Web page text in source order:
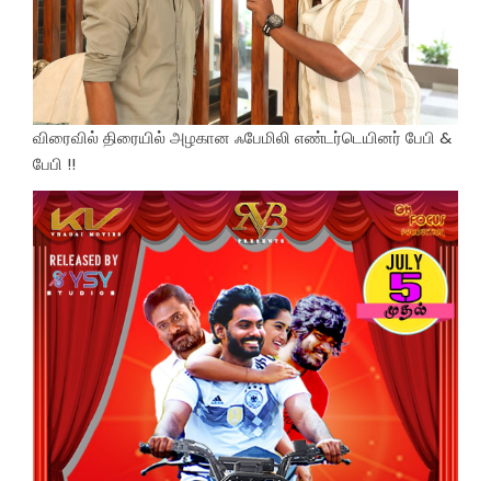
விரைவில் திரையில் அழகான ஃபேமிலி எண்டர்டெயினர் பேபி &
பேபி !!